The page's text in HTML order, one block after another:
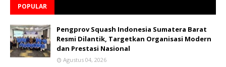
POPULAR
Pengprov Squash Indonesia Sumatera Barat
Resmi Dilantik, Targetkan Organisasi Modern
dan Prestasi Nasional
Agustus 04, 2026